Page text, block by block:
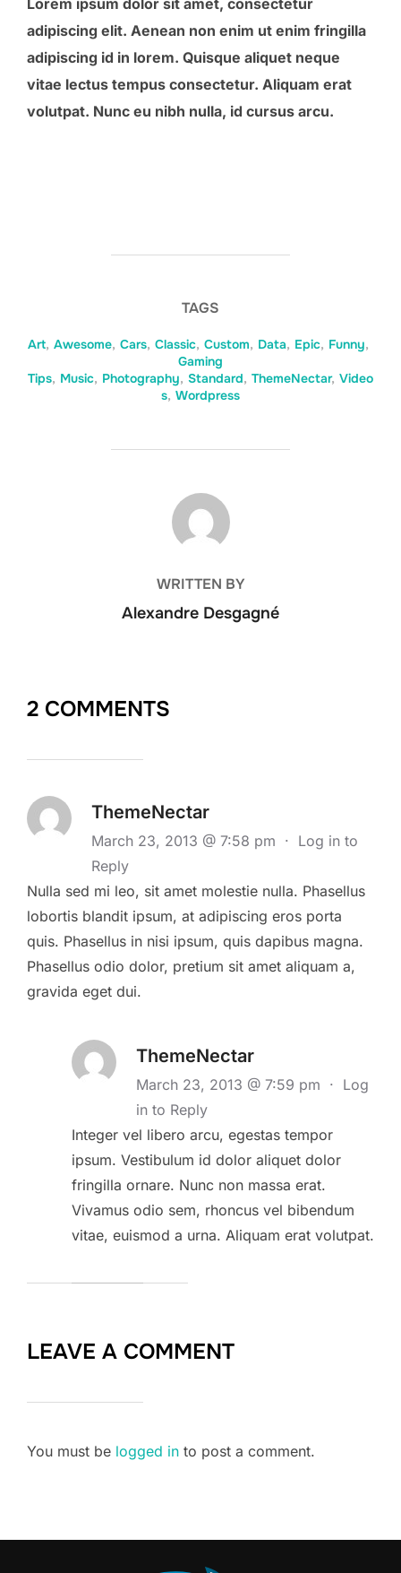
Lorem ipsum dolor sit amet, consectetur
adipiscing elit. Aenean non enim ut enim fringilla
adipiscing id in lorem. Quisque aliquet neque
vitae lectus tempus consectetur. Aliquam erat
volutpat. Nunc eu nibh nulla, id cursus arcu.
TAGS
Art, Awesome, Cars, Classic, Custom, Data, Epic, Funny,
Gaming
Tips, Music, Photography, Standard, ThemeNectar, Video
s, Wordpress
POST AUTHOR
WRITTEN BY
Alexandre Desgagné
2 COMMENTS
ThemeNectar
March 23, 2013 @ 7:58 pm · Log in to
Reply
Nulla sed mi leo, sit amet molestie nulla. Phasellus
lobortis blandit ipsum, at adipiscing eros porta
quis. Phasellus in nisi ipsum, quis dapibus magna.
Phasellus odio dolor, pretium sit amet aliquam a,
gravida eget dui.
ThemeNectar
March 23, 2013 @ 7:59 pm · Log
in to Reply
Integer vel libero arcu, egestas tempor
ipsum. Vestibulum id dolor aliquet dolor
fringilla ornare. Nunc non massa erat.
Vivamus odio sem, rhoncus vel bibendum
vitae, euismod a urna. Aliquam erat volutpat.
LEAVE A COMMENT
You must be logged in to post a comment.